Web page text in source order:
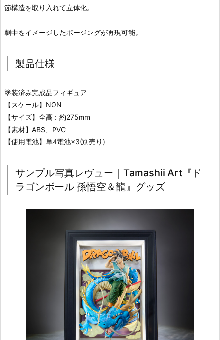
節構造を取り入れて立体化。
劇中をイメージしたポージングが再現可能。
製品仕様
塗装済み完成品フィギュア
【スケール】NON
【サイズ】全高：約275mm
【素材】ABS、PVC
【使用電池】単4電池×3(別売り)
サンプル写真レヴュー｜Tamashii Art『ド
ラゴンボール 孫悟空＆龍』グッズ